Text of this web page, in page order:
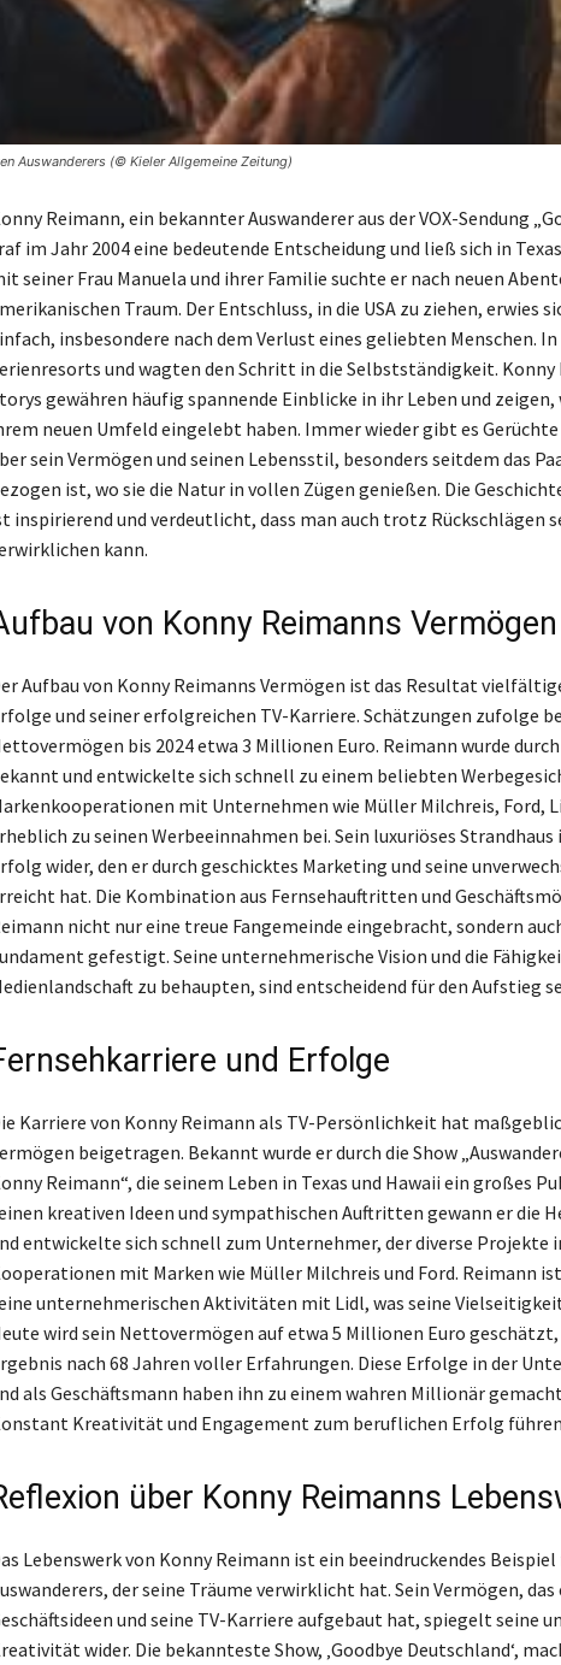
Auswanderers (© Kieler Allgemeine Zeitung)
Reimann, ein bekannter Auswanderer aus der VOX-Sendung
im Jahr 2004 eine bedeutende Entscheidung und ließ sich in
seiner Frau Manuela und ihrer Familie suchte er nach neuen
Traum. Der Entschluss, in die USA zu ziehen, erwies
insbesondere nach dem Verlust eines geliebten Menschen.
und wagten den Schritt in die Selbstständigkeit.
gewähren häufig spannende Einblicke in ihr Leben und zeigen,
neuen Umfeld eingelebt haben. Immer wieder gibt es
sein Vermögen und seinen Lebensstil, besonders seitdem das
ist, wo sie die Natur in vollen Zügen genießen. Die
inspirierend und verdeutlicht, dass man auch trotz Rückschlägen
kann.
von Konny Reimanns Vermögen
Aufbau von Konny Reimanns Vermögen ist das Resultat
und seiner erfolgreichen TV-Karriere. Schätzungen zufolge
bis 2024 etwa 3 Millionen Euro. Reimann wurde durch
und entwickelte sich schnell zu einem beliebten
mit Unternehmen wie Müller Milchreis, Ford,
zu seinen Werbeeinnahmen bei. Sein luxuriöses Strandhaus
wider, den er durch geschicktes Marketing und seine
hat. Die Kombination aus Fernsehauftritten und
nicht nur eine treue Fangemeinde eingebracht, sondern
gefestigt. Seine unternehmerische Vision und die
zu behaupten, sind entscheidend für den Aufstieg
und Erfolge
Karriere von Konny Reimann als TV-Persönlichkeit hat
beigetragen. Bekannt wurde er durch die Show
Reimann“, die seinem Leben in Texas und Hawaii ein großes
kreativen Ideen und sympathischen Auftritten gewann er die
entwickelte sich schnell zum Unternehmer, der diverse
mit Marken wie Müller Milchreis und Ford. Reimann
unternehmerischen Aktivitäten mit Lidl, was seine
wird sein Nettovermögen auf etwa 5 Millionen Euro geschätzt,
nach 68 Jahren voller Erfahrungen. Diese Erfolge in der
als Geschäftsmann haben ihn zu einem wahren Millionär
Kreativität und Engagement zum beruflichen Erfolg
über Konny Reimanns
Lebenswerk von Konny Reimann ist ein beeindruckendes
der seine Träume verwirklicht hat. Sein Vermögen,
und seine TV-Karriere aufgebaut hat, spiegelt seine
wider. Die bekannteste Show, ‚Goodbye Deutschland‘,